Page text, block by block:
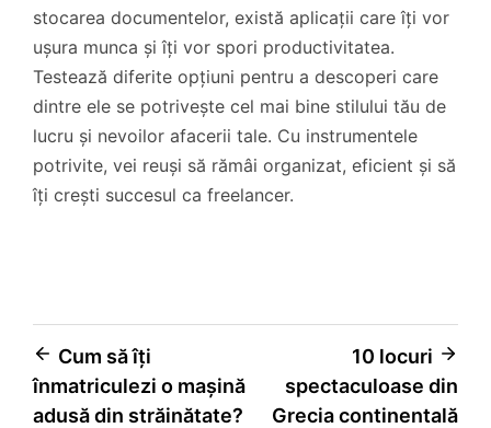
stocarea documentelor, există aplicații care îți vor
ușura munca și îți vor spori productivitatea.
Testează diferite opțiuni pentru a descoperi care
dintre ele se potrivește cel mai bine stilului tău de
lucru și nevoilor afacerii tale. Cu instrumentele
potrivite, vei reuși să rămâi organizat, eficient și să
îți crești succesul ca freelancer.
Navigare
în
Cum să îți
înmatriculezi o mașină
adusă din străinătate?
10 locuri
spectaculoase din
Grecia continentală